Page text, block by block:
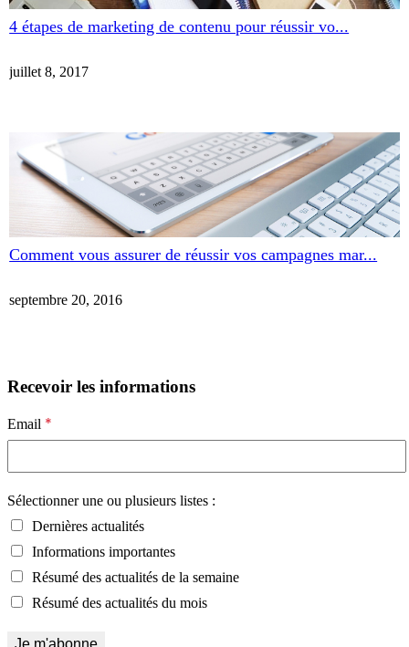
4 étapes de marketing de contenu pour réussir vo...
juillet 8, 2017
Comment vous assurer de réussir vos campagnes mar...
septembre 20, 2016
Recevoir les informations
Email *
Sélectionner une ou plusieurs listes :
Dernières actualités
Informations importantes
Résumé des actualités de la semaine
Résumé des actualités du mois